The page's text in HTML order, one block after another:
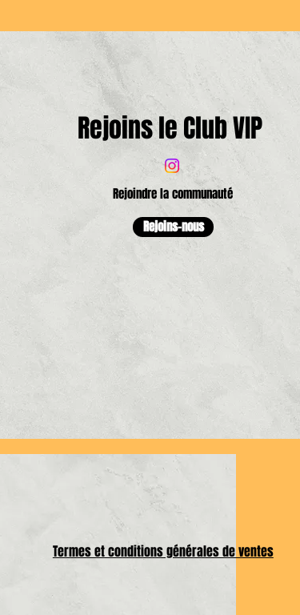
Rejoins le Club VIP
Rejoindre la communauté
Rejoins-nous
Termes et conditions générales de ventes